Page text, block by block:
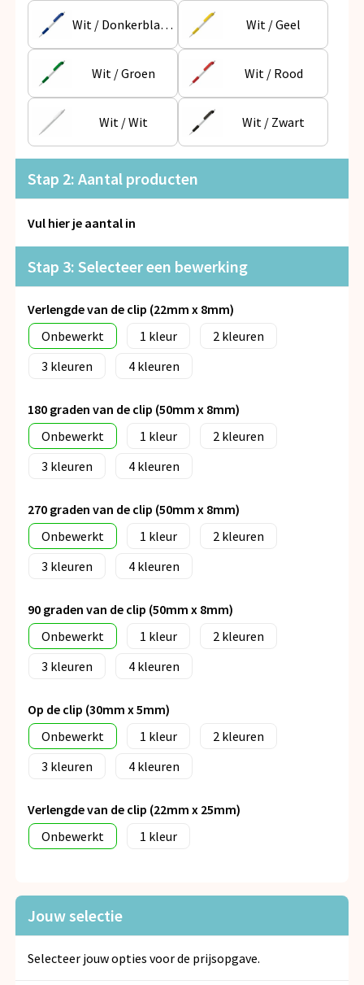
Snoepgoed
Spellen voor binnen en buiten
Veiligheid, Auto en Fiets
Vrije tijd en Strand
Wit / Donkerblauw Wit / Geel
Wit / Groen Wit / Rood
Wit / Wit Wit / Zwart
Stap 2: Aantal producten
Vul hier je aantal in
Stap 3: Selecteer een bewerking
Verlengde van de clip (22mm x 8mm)
Onbewerkt
1
2
3
4
180 graden van de clip (50mm x 8mm)
Onbewerkt
1
2
3
4
270 graden van de clip (50mm x 8mm)
Onbewerkt
1
2
3
4
90 graden van de clip (50mm x 8mm)
Onbewerkt
1
2
3
4
Op de clip (30mm x 5mm)
Onbewerkt
1
2
3
4
Verlengde van de clip (22mm x 25mm)
Onbewerkt
1
Jouw selectie
Selecteer jouw opties voor de prijsopgave.